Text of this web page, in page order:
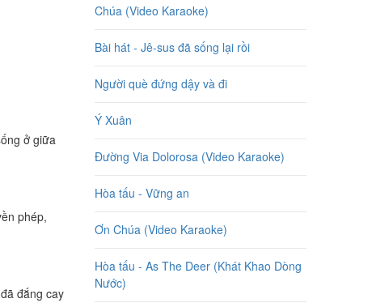
ở giữa
phép,
đắng cay
Chúa (Video Karaoke)
Bài hát - Jê-sus đã sống lại rồi
Người què đứng dậy và đi
Ý Xuân
Đường Via Dolorosa (Video Karaoke)
Hòa tấu - Vững an
Ơn Chúa (Video Karaoke)
Hòa tấu - As The Deer (Khát Khao Dòng
Nước)